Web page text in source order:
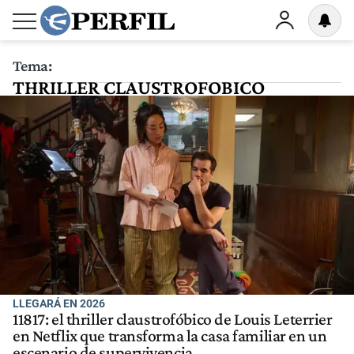
Tema:
THRILLER CLAUSTROFOBICO
LLEGARÁ EN 2026
11817: el thriller claustrofóbico de Louis Leterrier
en Netflix que transforma la casa familiar en un